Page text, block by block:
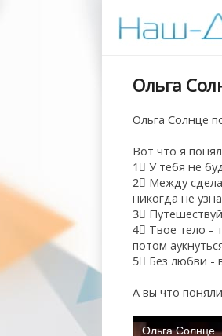
Ольга
Ольга Солнце
Вот что я
1⃣ У тебя не
2⃣ Между
никогда не
3⃣
4⃣ Твое тело -
потом
5⃣ Без любви -
А вы что